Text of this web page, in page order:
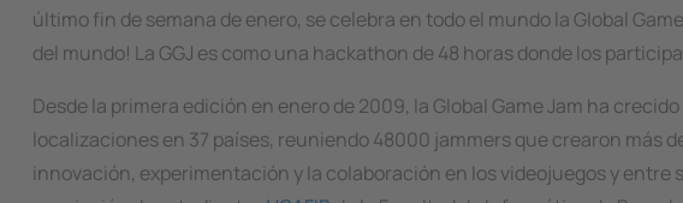
último fin de semana de enero, se celebra en todo el mundo la Global
del mundo! La GGJ es como una hackathon de 48 horas donde los
Desde la primera edición en enero de 2009, la Global Game Jam ha
localizaciones en 37 países, reuniendo 48000 jammers que crearon más
innovación, experimentación y la colaboración en los videojuegos y